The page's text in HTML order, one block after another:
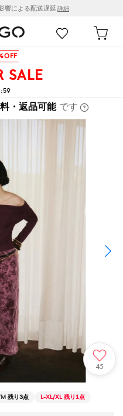
響による配送遅延 詳細
SALE
・返品可能 です
45
残り3点 L-XL/XL 残り1点